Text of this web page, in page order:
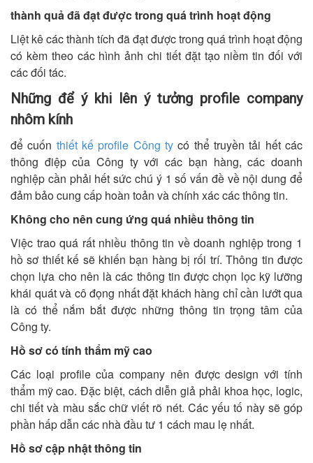
thành quả đã đạt được trong quá trình hoạt động
Liệt kê các thành tích đã đạt được trong quá trình hoạt động
có kèm theo các hình ảnh chi tiết đặt tạo niềm tin đối với
các đối tác.
Những để ý khi lên ý tưởng profile company
nhôm kính
để cuốn thiết kế profile Công ty có thể truyền tải hết các
thông điệp của Công ty với các bạn hàng, các doanh
nghiệp cần phải hết sức chú ý 1 số vấn đề về nội dung để
đảm bảo cung cấp hoàn toản và chính xác các thông tin.
Không cho nên cung ứng quá nhiều thông tin
Việc trao quá rất nhiều thông tin về doanh nghiệp trong 1
hồ sơ thiết kế sẽ khiến bạn hàng bị rối trí. Thông tin được
chọn lựa cho nên là các thông tin được chọn lọc kỹ lưỡng
khái quát và cô đọng nhất đặt khách hàng chỉ cần lướt qua
là có thể nắm bắt được những thông tin trọng tâm của
Công ty.
Hồ sơ có tính thẩm mỹ cao
Các loại profile của company nên được design với tính
thẩm mỹ cao. Đặc biệt, cách diễn giả phải khoa học, logic,
chi tiết và màu sắc chữ viết rõ nét. Các yếu tố này sẽ góp
phần hấp dẫn các nhà đầu tư 1 cách mau lẹ nhất.
Hồ sơ cập nhật thông tin